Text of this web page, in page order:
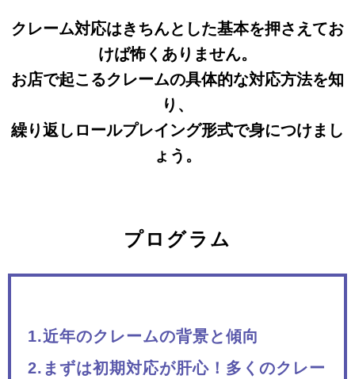
クレーム対応はきちんとした基本を押さえてお
けば怖くありません。
お店で起こるクレームの具体的な対応方法を知
り、
繰り返しロールプレイング形式で身につけまし
ょう。
プログラム
1.近年のクレームの背景と傾向
2.まずは初期対応が肝心！多くのクレー